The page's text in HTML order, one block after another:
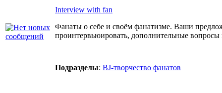
Interview with fan
Фанаты о себе и своём фанатизме. Ваши
проинтервьюировать, дополнительные
Подразделы: BJ-творчество фанатов